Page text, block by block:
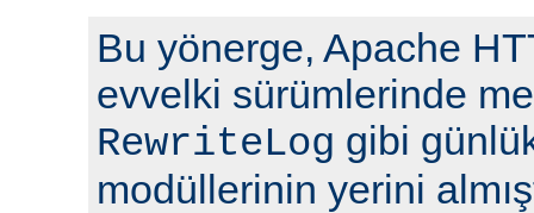
Bu yönerge, Apache
evvelki sürümlerinde
RewriteLog gibi
modüllerinin yerini